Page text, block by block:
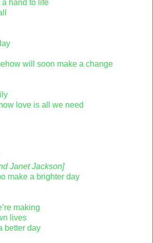
a hand to life
will soon make a change
love is all we need
Janet Jackson]
make a brighter day
making
lives
better day